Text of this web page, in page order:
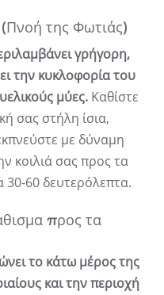
της Φωτιάς)
γρήγορη,
την κυκλοφορία του
μύες. Καθίστε
σας στήλη ίσια,
με δύναμη
κοιλιά σας προς τα
30-60 δευτερόλεπτα.
προς τα
το κάτω μέρος της
και την περιοχή